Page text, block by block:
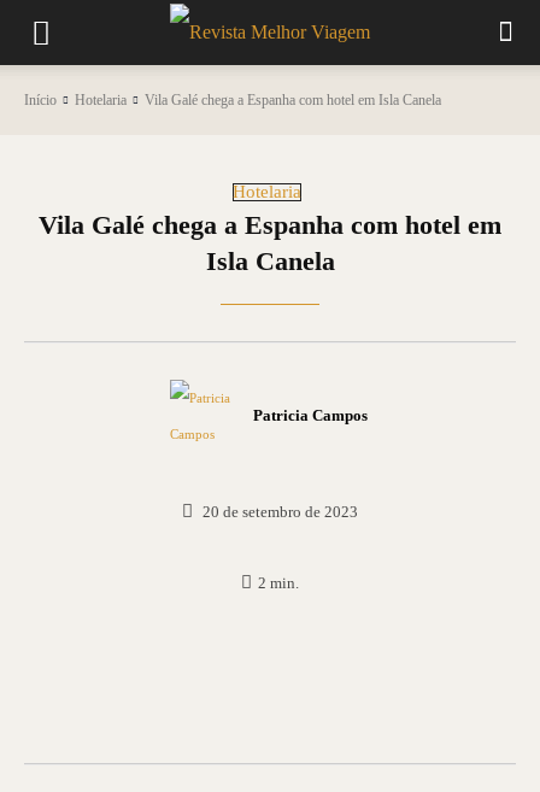
Início Hotelaria Vila Galé chega a Espanha com hotel em Isla Canela
Hotelaria
Vila Galé chega a Espanha com hotel em
Isla Canela
Patricia Campos
20 de setembro de 2023
2 min.